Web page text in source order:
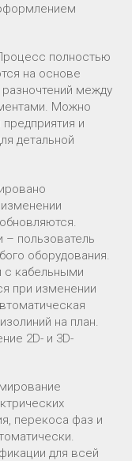
полностью
на основе
между
Можно
и
детальной
пользователь
оборудования.
кабельными
при изменении
на план.
2D- и 3D-
перекоса фаз и
для всей